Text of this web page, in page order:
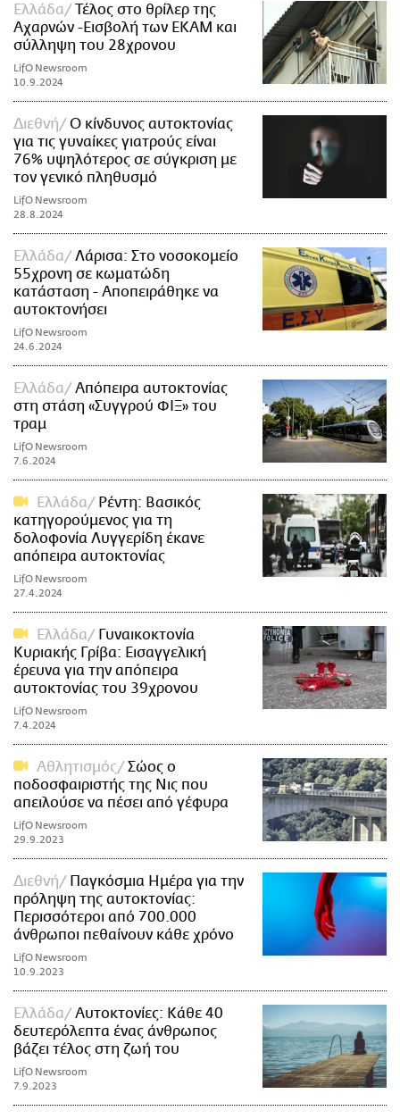
Ελλάδα
Τέλος στο θρίλερ της
Αχαρνών -Εισβολή των ΕΚΑΜ και
σύλληψη του 28χρονου
LifO Newsroom
10.9.2024
Διεθνή
Ο κίνδυνος αυτοκτονίας
για τις γυναίκες γιατρούς είναι
76% υψηλότερος σε σύγκριση με
τον γενικό πληθυσμό
LifO Newsroom
28.8.2024
Ελλάδα
Λάρισα: Στο νοσοκομείο
55χρονη σε κωματώδη
κατάσταση - Αποπειράθηκε να
αυτοκτονήσει
LifO Newsroom
24.6.2024
Ελλάδα
Απόπειρα αυτοκτονίας
στη στάση «Συγγρού ΦΙΞ» του
τραμ
LifO Newsroom
7.6.2024
Ελλάδα
Ρέντη: Βασικός
κατηγορούμενος για τη
δολοφονία Λυγγερίδη έκανε
απόπειρα αυτοκτονίας
LifO Newsroom
27.4.2024
Ελλάδα
Γυναικοκτονία
Κυριακής Γρίβα: Εισαγγελική
έρευνα για την απόπειρα
αυτοκτονίας του 39χρονου
LifO Newsroom
7.4.2024
Αθλητισμός
Σώος ο
ποδοσφαιριστής της Νις που
απειλούσε να πέσει από γέφυρα
LifO Newsroom
29.9.2023
Διεθνή
Παγκόσμια Ημέρα για την
πρόληψη της αυτοκτονίας:
Περισσότεροι από 700.000
άνθρωποι πεθαίνουν κάθε χρόνο
LifO Newsroom
10.9.2023
Ελλάδα
Αυτοκτονίες: Κάθε 40
δευτερόλεπτα ένας άνθρωπος
βάζει τέλος στη ζωή του
LifO Newsroom
7.9.2023